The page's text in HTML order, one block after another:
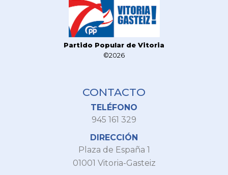
Partido Popular de Vitoria
©2026
CONTACTO
TELÉFONO
945 161 329
DIRECCIÓN
Plaza de España 1
01001 Vitoria-Gasteiz